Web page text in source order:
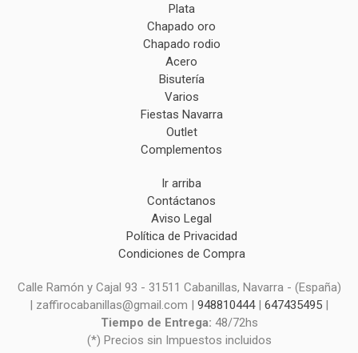
Plata
Chapado oro
Chapado rodio
Acero
Bisutería
Varios
Fiestas Navarra
Outlet
Complementos
Ir arriba
Contáctanos
Aviso Legal
Política de Privacidad
Condiciones de Compra
Calle Ramón y Cajal 93 - 31511 Cabanillas, Navarra - (España)
| zaffirocabanillas@gmail.com | 948810444| 647435495 |
Tiempo de Entrega: 48/72hs
(*) Precios sin Impuestos incluidos